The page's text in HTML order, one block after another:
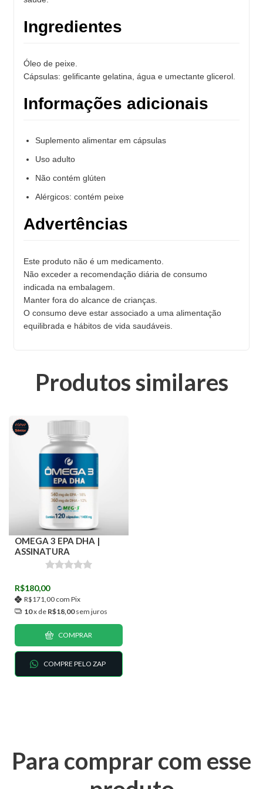
Ingredientes
Óleo de peixe.
Cápsulas: gelificante gelatina, água e umectante glicerol.
Informações adicionais
Suplemento alimentar em cápsulas
Uso adulto
Não contém glúten
Alérgicos: contém peixe
Advertências
Este produto não é um medicamento.
Não exceder a recomendação diária de consumo
indicada na embalagem.
Manter fora do alcance de crianças.
O consumo deve estar associado a uma alimentação
equilibrada e hábitos de vida saudáveis.
Produtos similares
OMEGA 3 EPA DHA |
ASSINATURA
R$180,00
R$171,00 com Pix
10x de R$18,00 sem juros
COMPRAR
COMPRE PELO ZAP
Para comprar com esse